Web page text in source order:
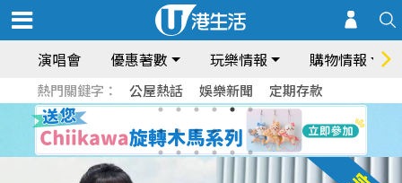
演唱會 優惠著數 玩樂情報 購物情報
熱門關鍵字： 公屋熱話 娛樂新聞 定期存款